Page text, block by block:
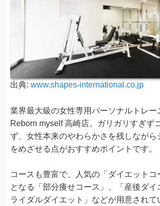
出典: www.shapes-international.co.jp
業界最大級の女性専用パーソナルトレー
Reborn myself 高崎店。ガリガリすぎず
ず、女性本来のやわらかさを残しながら
をめざせる点がおすすめポイントです。
コースも豊富で、人気の「ダイエットコ
となる「部分痩せコース」、「産後ダイ
ライダルダイエット」などが用意されて